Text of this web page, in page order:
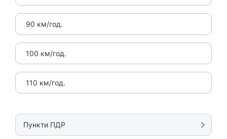
90 км/год.
100 км/год.
110 км/год.
Пункти ПДР